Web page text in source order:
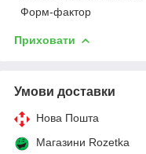
Форм-фактор
Приховати
Умови доставки
Нова Пошта
Магазини Rozetka